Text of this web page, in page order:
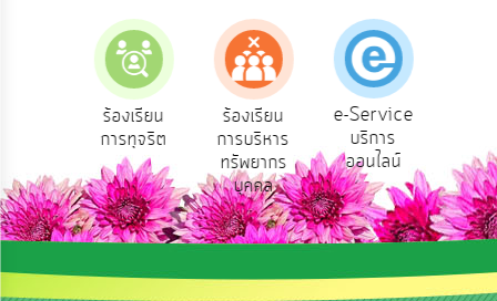
ยุทธศาสตร์/
การ
บริหาร/
พัฒนา
ทรัพยากร
ร้องเรียน
การทุจริต
ร้องเรียน
การบริหาร
ทรัพยากร
บุคคล
e-Service
บริการ
ออนไลน์